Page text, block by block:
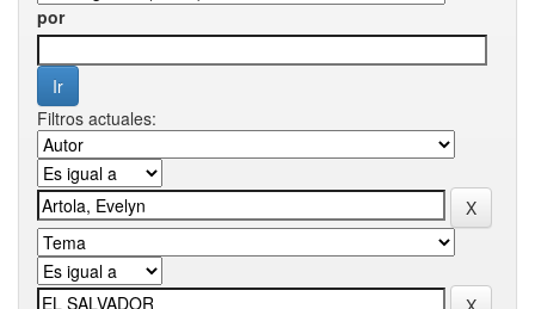
por
Filtros actuales: